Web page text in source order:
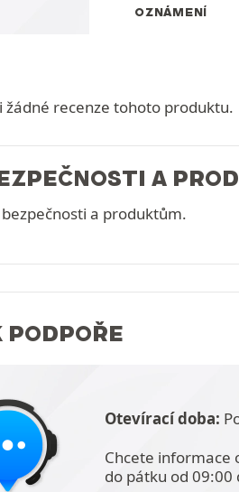
OZNÁMENÍ
žádné recenze tohoto produktu.
A
a produktům.
PODPOŘE
Otevírací doba:
Chcete informace
do pátku od 09:00